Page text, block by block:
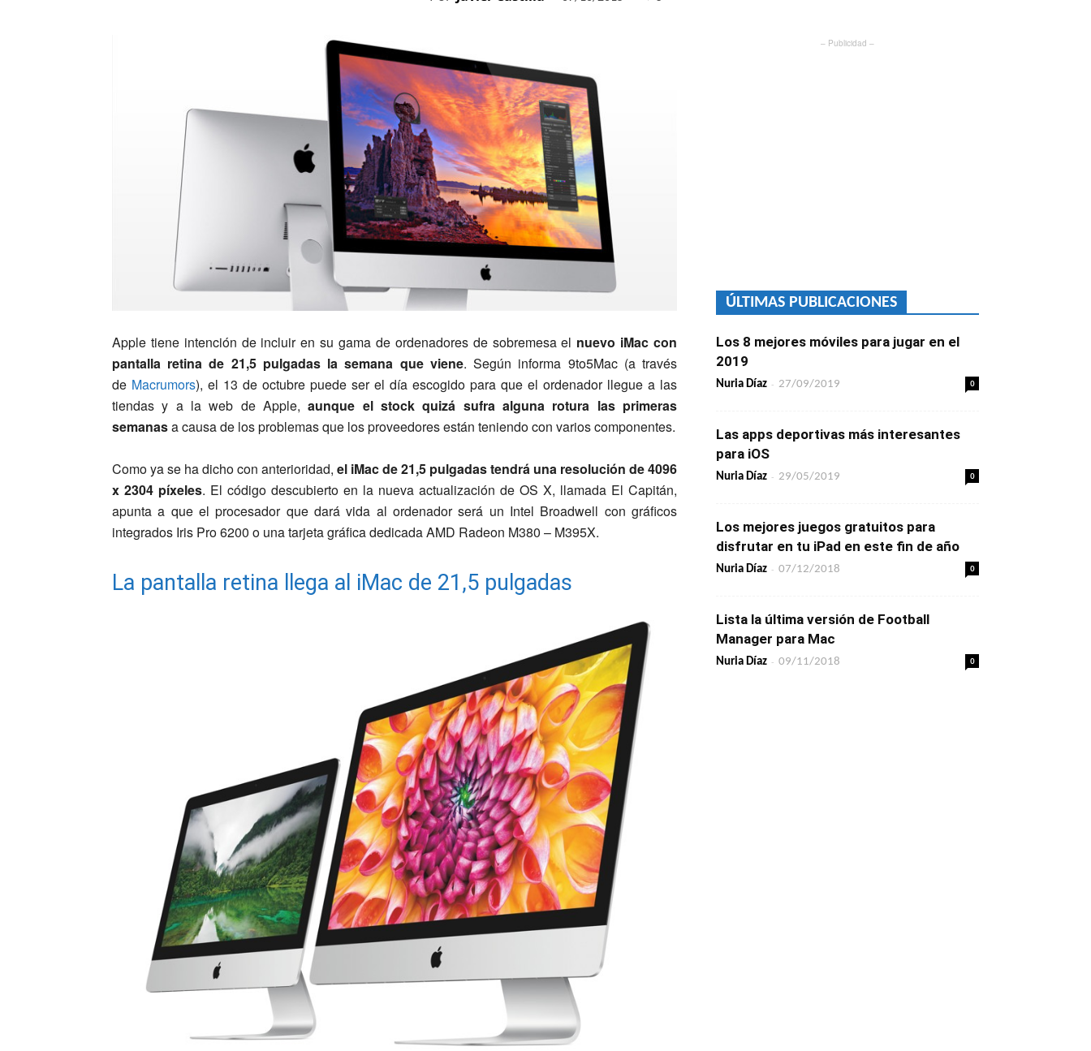
Apple tiene intención de incluir en su gama de ordenadores de sobremesa el nuevo iMac con
pantalla retina de 21,5 pulgadas la semana que viene. Según informa 9to5Mac (a través
de Macrumors), el 13 de octubre puede ser el día escogido para que el ordenador llegue a las
tiendas y a la web de Apple,aunque el stock quizá sufra alguna rotura las primeras
semanasa causa de los problemas que los proveedores están teniendo con varios componentes.
Como ya se ha dicho con anterioridad, el iMac de 21,5 pulgadas tendrá una resolución de 4096
x 2304 píxeles. El código descubierto en la nueva actualización de OS X, llamada El Capitán,
apunta a que el procesador que dará vida al ordenador será un Intel Broadwell con gráficos
integrados Iris Pro 6200 o una tarjeta gráfica dedicada AMD Radeon M380 – M395X.
La pantalla retina llega al iMac de 21,5 pulgadas
– Publicidad –
ÚLTIMAS PUBLICACIONES
Los 8 mejores móviles para jugar en el
2019
Nuria Díaz - 27/09/2019 0
Las apps deportivas más interesantes
para iOS
Nuria Díaz - 29/05/2019 0
Los mejores juegos gratuitos para
disfrutar en tu iPad en este fin de año
Nuria Díaz - 07/12/2018 0
Lista la última versión de Football
Manager para Mac
Nuria Díaz - 09/11/2018 0